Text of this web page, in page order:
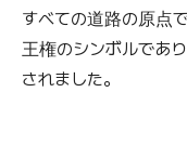
すべての道路の原点
王権のシンボルであ
されました。